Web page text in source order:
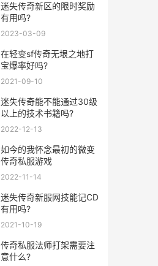
迷失传奇新区的限时奖励
有用吗?
2023-03-09
在轻变sf传奇无垠之地打
宝爆率好吗?
2021-09-10
迷失传奇能不能通过30级
以上的技术书籍吗?
2022-12-13
如今的我怀念最初的微变
传奇私服游戏
2022-11-14
迷失传奇新服网技能记CD
有用吗?
2021-10-19
传奇私服法师打架需要注
意什么?